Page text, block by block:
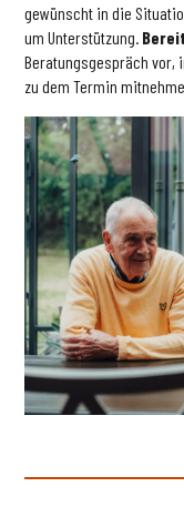
gewünscht in die
um Unterstützung.
Beratungsgespräch vor,
zu dem Termin